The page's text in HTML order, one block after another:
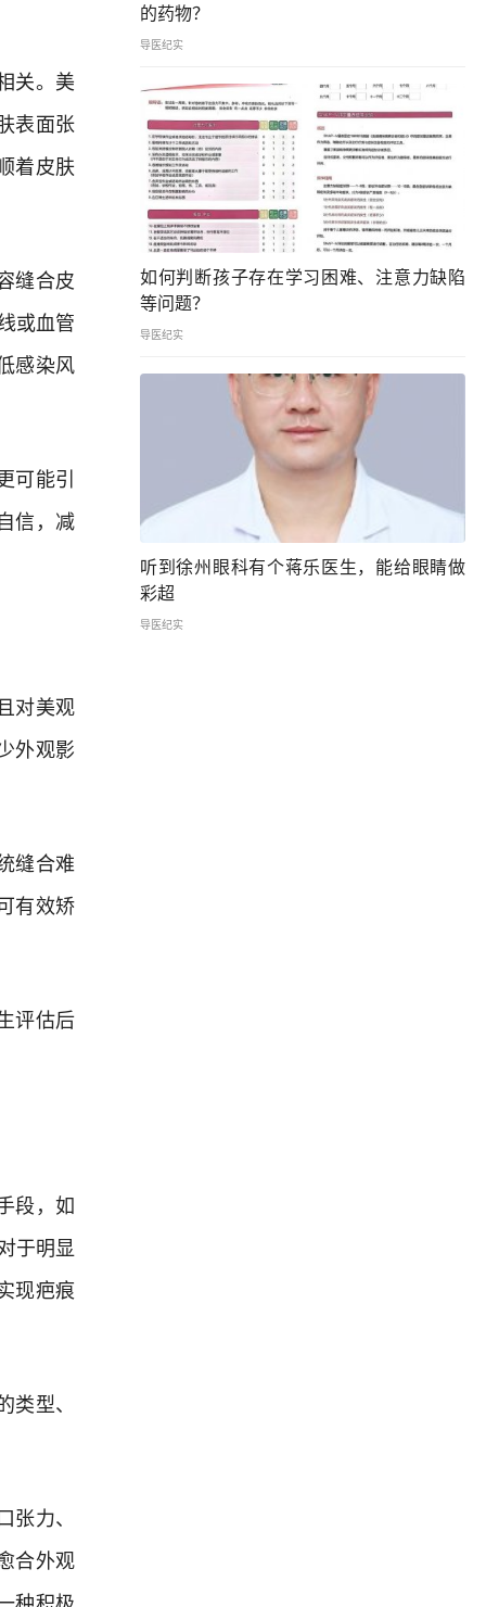
关。美
表面张
着皮肤
缝合皮
或血管
感染风
可能引
信，减
对美观
外观影
缝合难
有效矫
评估后
段，如
于明显
现疤痕
型、
力、
合外观
的药物？
导医纪实
如何判断孩子存在学习困难、注意力缺陷
等问题？
导医纪实
听到徐州眼科有个蒋乐医生，能给眼睛做
彩超
导医纪实